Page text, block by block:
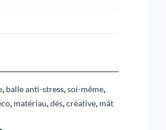
, balle anti-stress,soi-même,
, matériau,dés,créative, mât